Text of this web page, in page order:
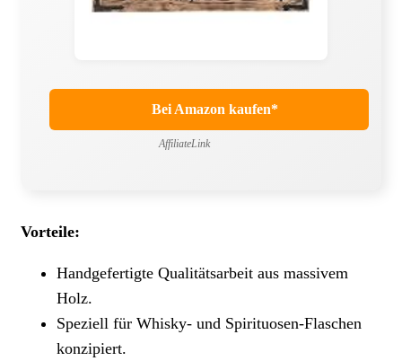
Bei Amazon kaufen*
AffiliateLink
Vorteile:
Handgefertigte Qualitätsarbeit aus massivem
Holz.
Speziell für Whisky- und Spirituosen-Flaschen
konzipiert.